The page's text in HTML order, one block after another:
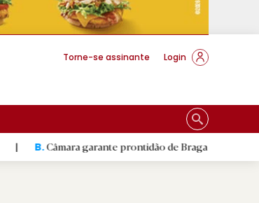
Torne-se assinante Login
Câmara garante prontidão de Braga no resgate animal